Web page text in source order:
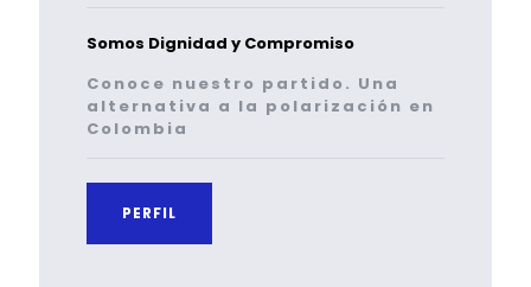
Somos Dignidad y Compromiso
Conoce nuestro partido. Una
alternativa a la polarización en
Colombia
PERFIL